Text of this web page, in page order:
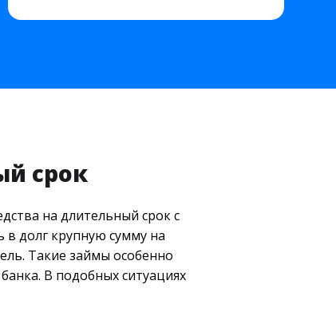
срок
на длительный срок с
долг крупную сумму на
Такие займы особенно
В подобных ситуациях